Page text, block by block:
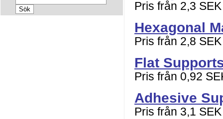
Pris från 2,3 SEK
Hexagonal
Pris från 2,8 SEK
Flat
Pris från 0,92
Adhesive
Pris från 3,1 SEK